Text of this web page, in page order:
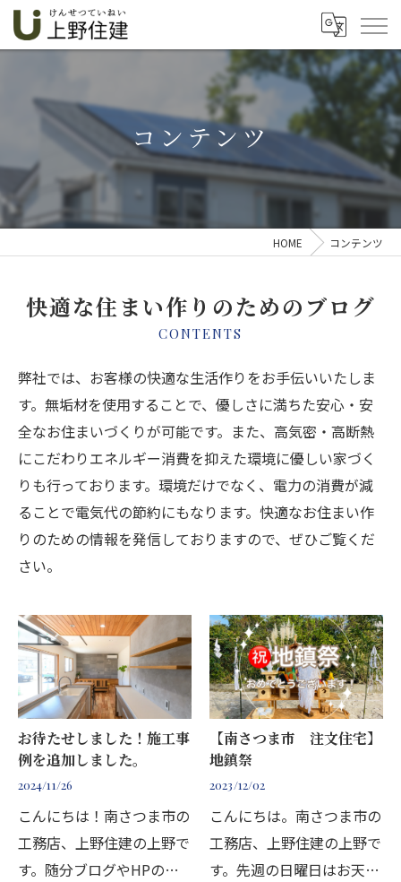
コンテンツ
HOME コンテンツ
快適な住まい作りのためのブログ
CONTENTS
弊社では、お客様の快適な生活作りをお手伝いいたしま
す。無垢材を使用することで、優しさに満ちた安心・安
全なお住まいづくりが可能です。また、高気密・高断熱
にこだわりエネルギー消費を抑えた環境に優しい家づく
りも行っております。環境だけでなく、電力の消費が減
ることで電気代の節約にもなります。快適なお住まい作
りのための情報を発信しておりますので、ぜひご覧くだ
さい。
お待たせしました！施工事
例を追加しました。
2024/11/26
こんにちは！南さつま市の
工務店、上野住建の上野で
す。随分ブログやHPの更
【南さつま市 注文住宅】
地鎮祭
2023/12/02
こんにちは。南さつま市の
工務店、上野住建の上野で
す。先週の日曜日はお天気